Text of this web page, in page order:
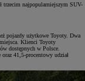
trzecim najpopularniejszym SUV-
pojazdy użytkowe Toyoty. Dwa
Klienci Toyoty
dostępnych w Polsce.
41,5-procentowy udział